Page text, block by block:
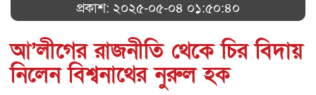
প্রকাশ: ২০২৫-০৫-০৪ ০১:৫০:৪০
আ’লীগের রাজনীতি থেকে চির বিদায়
নিলেন বিশ্বনাথের নুরুল হক